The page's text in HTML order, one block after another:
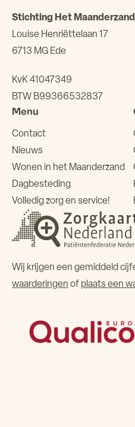
Stichting Het Maanderzand
Louise Henriëttelaan 17
6713 MG Ede
KvK 41047349
BTW B99366532837
Menu
Contact
Nieuws
Wonen in het Maanderzand
Dagbesteding
Volledig zorg en service!
Wij krijgen een gemiddeld
waarderingen of plaats een